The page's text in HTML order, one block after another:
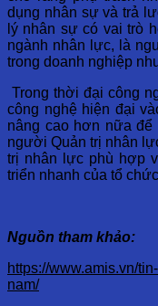
dụng nhân sự và trả
lý nhân sự có vai trò
ngành nhân lực, là
trong doanh nghiệp
Trong thời đại công
công nghệ hiện đại
nâng cao hơn nữa để
người Quản trị nhân
trị nhân lực phù hợp
triển nhanh của tổ
Nguồn tham khảo:
https://www.amis.vn/
nam/